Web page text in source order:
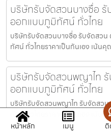
บริษัทรับจัดสวนบางซื่อ
ออกแบบภูมิทัศน์ ทั่วไทย
บริษัทรับจัดสวนบางซื่อ รับจัดสว
ทัศน์ ทั่วไทยราคาเป็นกันเอง เน้น
บริษัทรับจัดสวนพญาไท
ออกแบบภูมิทัศน์ ทั่วไทย
บริษัทรับจัดสวนพญาไท รับจัดสว
ทัศน์ ทั่วไทยราคาเป็นกันเอง เน้
หน้าหลัก
เมนู